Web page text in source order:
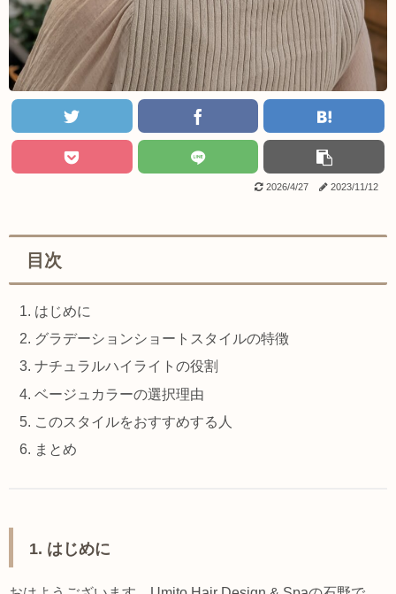
2026/4/27 2023/11/12
目次
はじめに
グラデーションショートスタイルの特徴
ナチュラルハイライトの役割
ベージュカラーの選択理由
このスタイルをおすすめする人
まとめ
1. はじめに